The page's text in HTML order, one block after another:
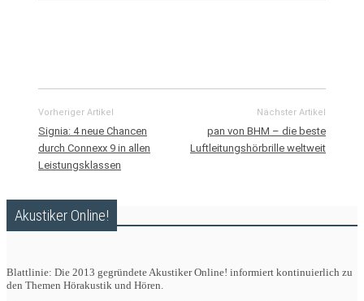
Vorheriger Artikel
Signia: 4 neue Chancen
durch Connexx 9 in allen
Leistungsklassen
Nächster Artikel
pan von BHM – die beste
Luftleitungshörbrille weltweit
Akustiker Online!
Blattlinie: Die 2013 gegründete Akustiker Online! informiert kontinuierlich zu
den Themen Hörakustik und Hören.